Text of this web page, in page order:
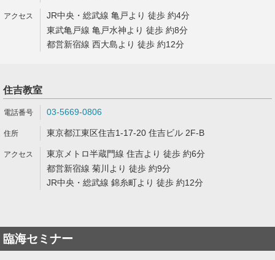
JR中央・総武線 亀戸より 徒歩 約4分
東武亀戸線 亀戸水神より 徒歩 約8分
都営新宿線 西大島より 徒歩 約12分
住吉教室
03-5669-0806
東京都江東区住吉1-17-20 住吉ビル 2F-B
東京メトロ半蔵門線 住吉より 徒歩 約6分
都営新宿線 菊川より 徒歩 約9分
JR中央・総武線 錦糸町より 徒歩 約12分
臨海セミナー